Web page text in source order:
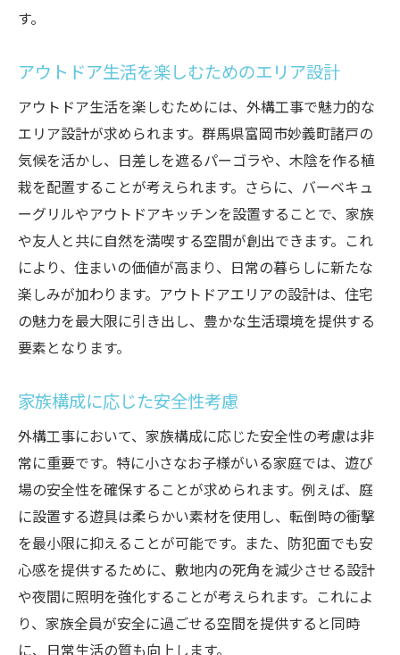
す。
アウトドア生活を楽しむためのエリア設計
アウトドア生活を楽しむためには、外構工事で魅力的な
エリア設計が求められます。群馬県富岡市妙義町諸戸の
気候を活かし、日差しを遮るパーゴラや、木陰を作る植
栽を配置することが考えられます。さらに、バーベキュ
ーグリルやアウトドアキッチンを設置することで、家族
や友人と共に自然を満喫する空間が創出できます。これ
により、住まいの価値が高まり、日常の暮らしに新たな
楽しみが加わります。アウトドアエリアの設計は、住宅
の魅力を最大限に引き出し、豊かな生活環境を提供する
要素となります。
家族構成に応じた安全性考慮
外構工事において、家族構成に応じた安全性の考慮は非
常に重要です。特に小さなお子様がいる家庭では、遊び
場の安全性を確保することが求められます。例えば、庭
に設置する遊具は柔らかい素材を使用し、転倒時の衝撃
を最小限に抑えることが可能です。また、防犯面でも安
心感を提供するために、敷地内の死角を減少させる設計
や夜間に照明を強化することが考えられます。これによ
り、家族全員が安全に過ごせる空間を提供すると同時
に、日常生活の質も向上します。